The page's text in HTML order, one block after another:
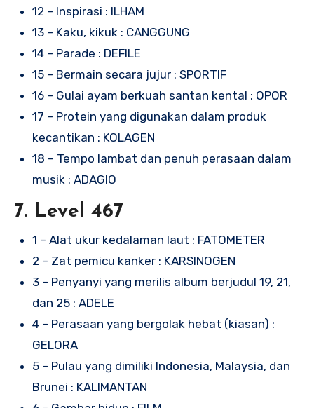
12 – Inspirasi : ILHAM
13 – Kaku, kikuk : CANGGUNG
14 – Parade : DEFILE
15 – Bermain secara jujur : SPORTIF
16 – Gulai ayam berkuah santan kental : OPOR
17 – Protein yang digunakan dalam produk
kecantikan : KOLAGEN
18 – Tempo lambat dan penuh perasaan dalam
musik : ADAGIO
7. Level 467
1 – Alat ukur kedalaman laut : FATOMETER
2 – Zat pemicu kanker : KARSINOGEN
3 – Penyanyi yang merilis album berjudul 19, 21,
dan 25 : ADELE
4 – Perasaan yang bergolak hebat (kiasan) :
GELORA
5 – Pulau yang dimiliki Indonesia, Malaysia, dan
Brunei : KALIMANTAN